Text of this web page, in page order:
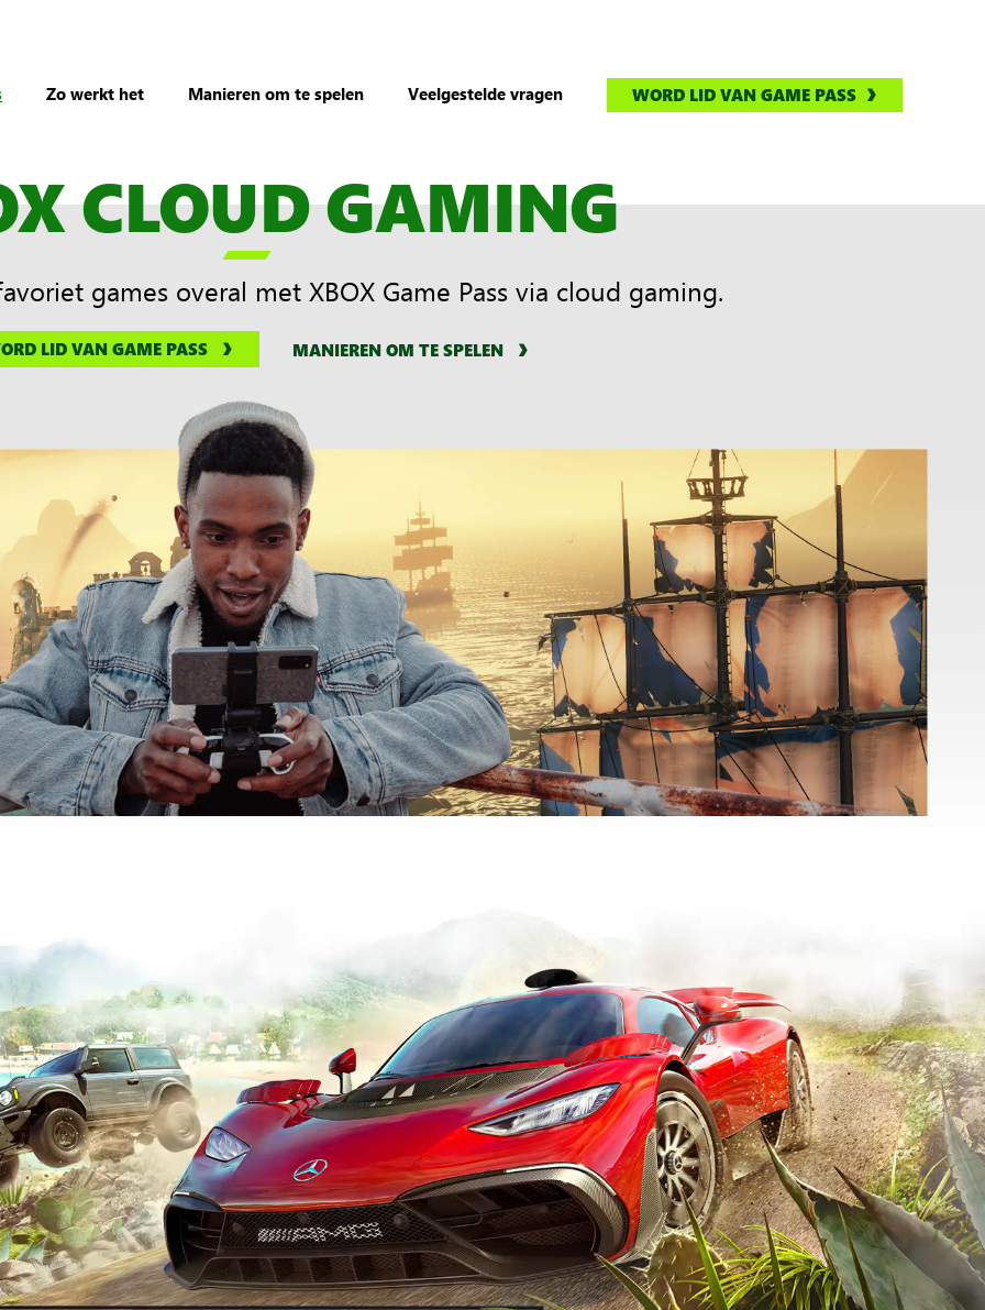
Zo werkt het Manieren om te spelen Veelgestelde vragen WORD LID VAN GAME PASS
CLOUD GAMING

games overal met XBOX Game Pass via cloud gaming.
LID VAN GAME PASS MANIEREN OM TE SPELEN